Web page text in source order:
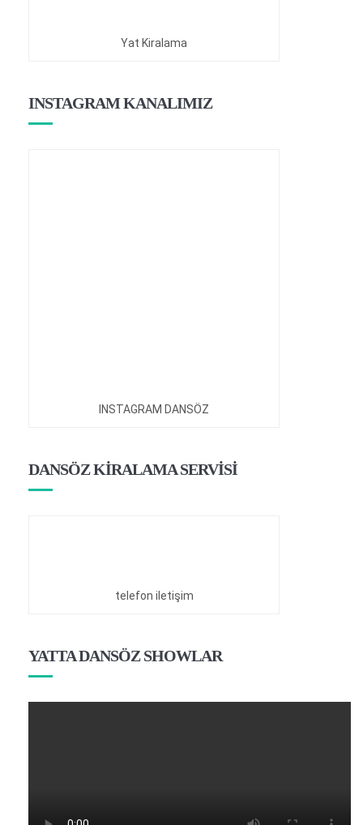
Yat Kiralama
INSTAGRAM KANALIMIZ
INSTAGRAM DANSÖZ
DANSÖZ KİRALAMA SERVİSİ
telefon iletişim
YATTA DANSÖZ SHOWLAR